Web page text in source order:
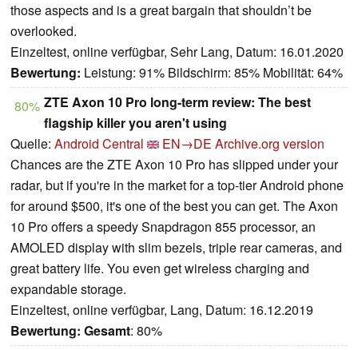
those aspects and is a great bargain that shouldn’t be
overlooked.
Einzeltest, online verfügbar, Sehr Lang, Datum: 16.01.2020
Bewertung: Leistung: 91% Bildschirm: 85% Mobilität: 64%
80% ZTE Axon 10 Pro long-term review: The best
flagship killer you aren't using
Quelle: Android Central EN→DE Archive.org version
Chances are the ZTE Axon 10 Pro has slipped under your
radar, but if you're in the market for a top-tier Android phone
for around $500, it's one of the best you can get. The Axon
10 Pro offers a speedy Snapdragon 855 processor, an
AMOLED display with slim bezels, triple rear cameras, and
great battery life. You even get wireless charging and
expandable storage.
Einzeltest, online verfügbar, Lang, Datum: 16.12.2019
Bewertung: Gesamt: 80%